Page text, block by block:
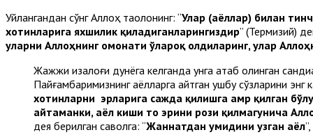
Уйлангандан сўнг Аллоҳ таолонинг: “Улар (аёллар) билан
хотинларига яхшилик қиладиганларингиздир” (Термизий)
уларни Аллоҳнинг омонати ўлароқ олдиларинг, улар
Жажжи қизалоғи дунёга келганда унга атаб олинган
Пайғамбаримизнинг аёлларга айтган ушбу сўзларини энг
хотинларни эрларига сажда қилишга амр қилган
айтаманки, аёл киши то эрини рози қилмагунича
дея берилган саволга: “Жаннатдан умидини узган аёл